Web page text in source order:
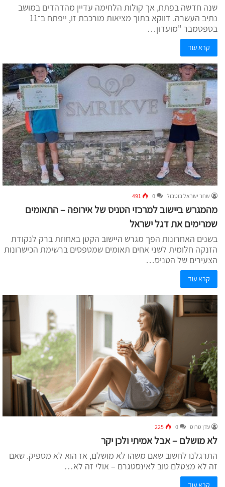
שנה חדשה בפתח, אך קולות הלחימה עדיין מהדהדים במושב
נתיב העשרה. דווקא בתוך מציאות מורכבת זו, ייפתח ב־11
בספטמבר "מועדון…
קרא עוד
שחר ישראל בוטבול 0
491
מהמגרש ביישוב למרכזי הטניס של אירופה – התאומים
שמרימים את דגל ישראל
בשנים האחרונות הפך מגרש היישוב הקטן באחוזת ברק לנקודת
הזנקה חלומית לשני אחים תאומים שמטפסים ברשימת הכישרונות
הצעירים של הטניס…
קרא עוד
עדן טרוס 0
225
לא מושלם – אבל אמיתי ולכן יקר
התרגלנו לחשוב שאם משהו לא מושלם, אז הוא לא מספיק. שאם
זה לא מצטלם טוב לאינסטגרם – אולי זה לא…
קרא עוד